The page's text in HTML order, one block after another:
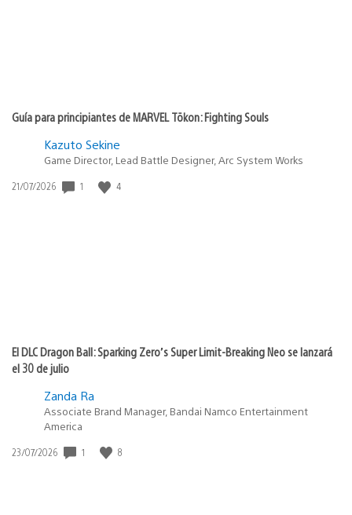
Guía para principiantes de MARVEL Tōkon: Fighting Souls
Kazuto Sekine
Game Director, Lead Battle Designer, Arc System Works
Fecha
21/07/2026 1 4
El DLC Dragon Ball: Sparking Zero’s Super Limit-Breaking Neo se lanzará
el 30 de julio
Zanda Ra
Associate Brand Manager, Bandai Namco Entertainment
America
Fecha
23/07/2026 1 8